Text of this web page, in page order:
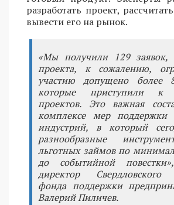
разработать проект,
вывести его на рынок.
«Мы получили 129 заявок,
проекта, к сожалению,
участию допущено более
которые приступили к
проектов. Это важная
комплексе мер поддержки
индустрий, в который
разнообразные
льготных займов по
до событийной
директор Свердловского
фонда поддержки
Валерий Пиличев.